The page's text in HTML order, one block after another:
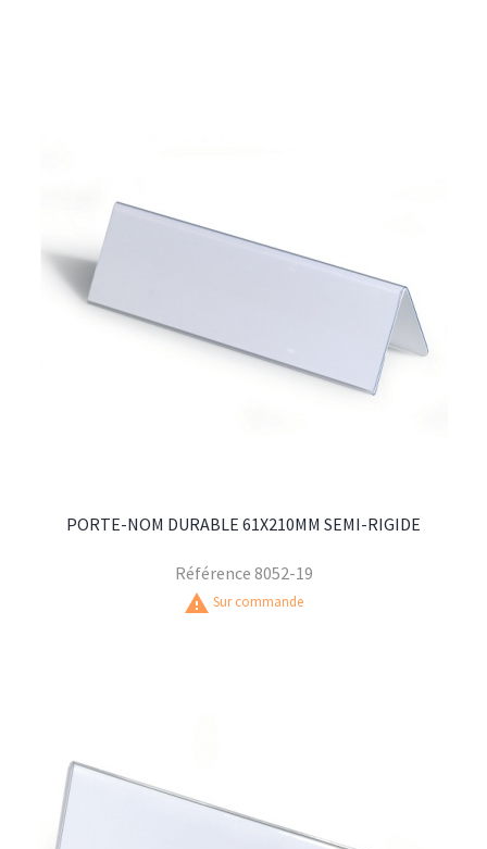
PORTE-NOM DURABLE 61X210MM SEMI-RIGIDE
Référence 8052-19
warning Sur commande